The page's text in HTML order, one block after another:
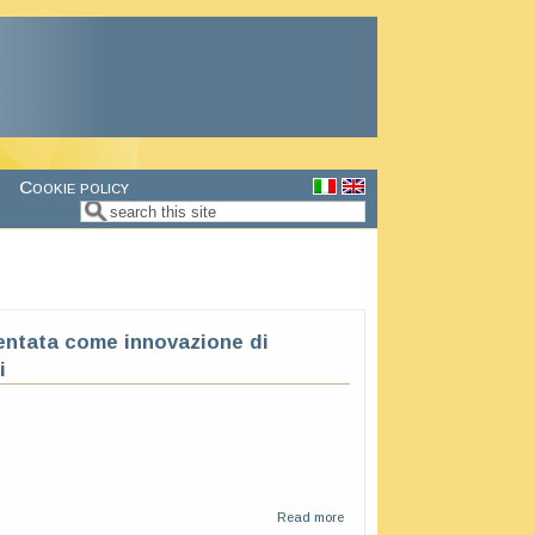
Cookie policy
Search form
Search
come innovazione di
Read moreabout